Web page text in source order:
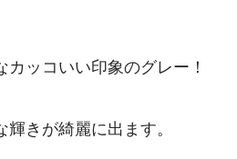
ッコいい印象のグレー！
きが綺麗に出ます。